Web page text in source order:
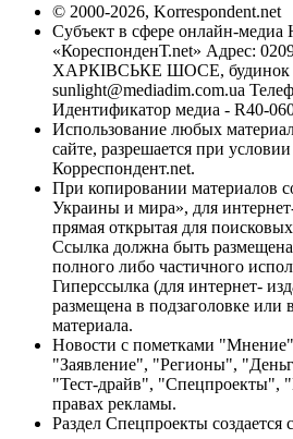
© 2000-2026, Korrespondent.net
Субъект в сфере онлайн-медиа
«КореспонденТ.net» Адрес:
ХАРКІВСЬКЕ ШОСЕ, будинок
sunlight@mediadim.com.ua
Идентификатор медиа - R40-
Использование любых
сайте, разрешается при
Корреспондент.net.
При копировании материалов
Украины и мира», для
прямая открытая для
Ссылка должна быть
полного либо частичного
Гиперссылка (для интернет-
размещена в подзаголовке или
материала.
Новости с пометками
"Заявление", "Регионы",
"Тест-драйв", "Спецпроекты",
правах рекламы.
Раздел Спецпроекты создается